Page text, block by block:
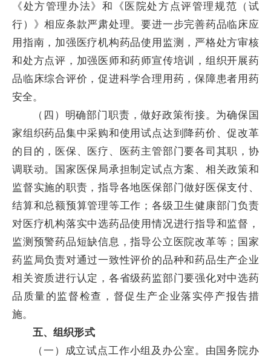
《处方管理办法》和《医院处方点评管理规范（试
行）》相应条款严肃处理。要进一步完善药品临床应
用指南，加强医疗机构药品使用监测，严格处方审核
和处方点评，加强医师和药师宣传培训，组织开展药
品临床综合评价，促进科学合理用药，保障患者用药
安全。
（四）明确部门职责，做好政策衔接。为确保国
家组织药品集中采购和使用试点达到降药价、促改革
的目的，医保、医疗、医药主管部门要各司其职，协
调联动。国家医保局承担制定试点方案、相关政策和
监督实施的职责，指导各地医保部门做好医保支付、
结算和总额预算管理等工作；各级卫生健康部门负责
对医疗机构落实中选药品使用情况进行指导和监督，
监测预警药品短缺信息，指导公立医院改革等；国家
药监局负责对通过一致性评价的品种和药品生产企业
相关资质进行认定，各省级药监部门要强化对中选药
品质量的监督检查，督促生产企业落实停产报告措
施。
五、组织形式
（一）成立试点工作小组及办公室。由国务院办